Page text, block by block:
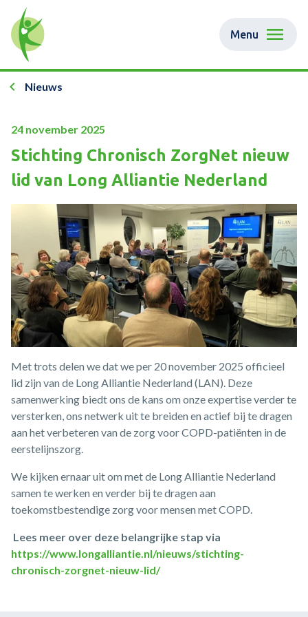
Menu
Nieuws
24 november 2025
Stichting Chronisch ZorgNet nieuw
Met trots delen we dat we per 20 november 2025 officieel
lid zijn van de Long Alliantie Nederland (LAN). Deze
samenwerking biedt ons de kans om onze expertise verder te
versterken, ons netwerk uit te breiden en actief bij te dragen
aan het verbeteren van de zorg voor COPD-patiënten in de
eerstelijnszorg.
We kijken ernaar uit om met de Long Alliantie Nederland
samen te werken en verder bij te dragen aan
toekomstbestendige zorg voor mensen met COPD.
Lees meer over deze belangrijke stap via
https://www.longalliantie.nl/nieuws/stichting-
chronisch-zorgnet-nieuw-lid/